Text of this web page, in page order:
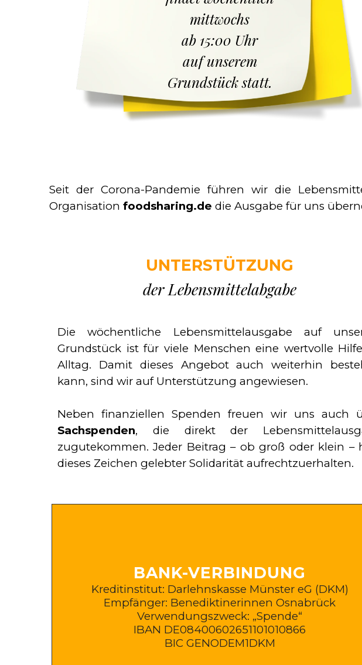
mittwochs
ab 15:00 Uhr
auf unserem
Grundstück statt.
Seit der Corona-Pandemie führen wir die
Organisation foodsharing.de die Ausgabe für uns
UNTERSTÜTZUNG
der Lebensmittelabgabe
Die wöchentliche Lebensmittelausgabe auf
Grundstück ist für viele Menschen eine wertvolle
Alltag. Damit dieses Angebot auch weiterhin
kann, sind wir auf Unterstützung angewiesen.
Neben finanziellen Spenden freuen wir uns auch
Sachspenden, die direkt der
zugutekommen. Jeder Beitrag – ob groß oder klein –
dieses Zeichen gelebter Solidarität aufrechtzuerhalten.
BANK-VERBINDUNG
Kreditinstitut: Darlehnskasse Münster eG (DKM)
Empfänger: Benediktinerinnen Osnabrück
Verwendungszweck: „Spende“
IBAN DE08400602651101010866
BIC GENODEM1DKM